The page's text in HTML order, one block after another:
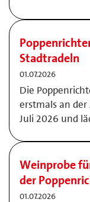
Stadtradeln
01.07.2026
Die
erstmals an
Juli 2026 und
Weinprobe
der
01.07.2026